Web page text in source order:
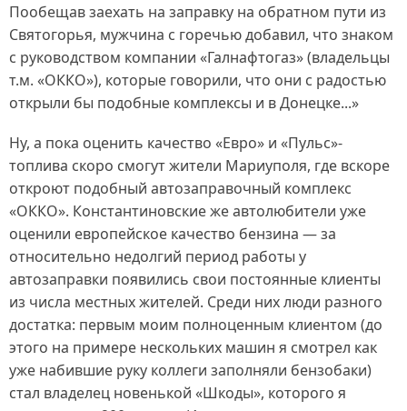
Пообещав заехать на заправку на обратном пути из
Святогорья, мужчина с горечью добавил, что знаком
с руководством компании «Галнафтогаз» (владельцы
т.м. «ОККО»), которые говорили, что они с радостью
открыли бы подобные комплексы и в Донецке...»
Ну, а пока оценить качество «Евро» и «Пульс»-
топлива скоро смогут жители Мариуполя, где вскоре
откроют подобный автозаправочный комплекс
«ОККО». Константиновские же автолюбители уже
оценили европейское качество бензина — за
относительно недолгий период работы у
автозаправки появились свои постоянные клиенты
из числа местных жителей. Среди них люди разного
достатка: первым моим полноценным клиентом (до
этого на примере нескольких машин я смотрел как
уже набившие руку коллеги заполняли бензобаки)
стал владелец новенькой «Шкоды», которого я